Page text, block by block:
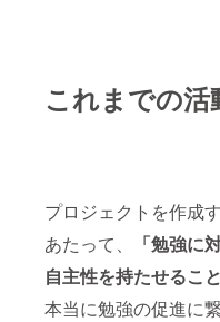
これまでの活
プロジェクトを作成
あたって、
「勉強に
自主性を持たせること
本当に勉強の促進に